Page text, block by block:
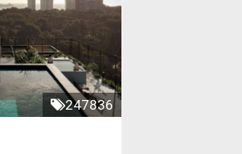
247836